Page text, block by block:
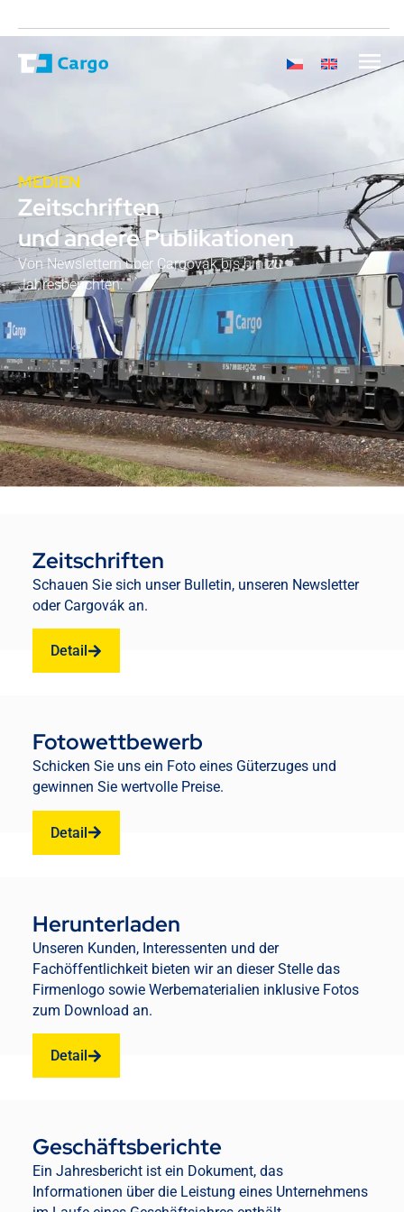
MEDIEN
Zeitschriften
und andere Publikationen
Von Newslettern über Cargovák bis hin zu
Jahresberichten.
Zeitschriften
Schauen Sie sich unser Bulletin, unseren Newsletter
oder Cargovák an.
Detail
Fotowettbewerb
Schicken Sie uns ein Foto eines Güterzuges und
gewinnen Sie wertvolle Preise.
Detail
Herunterladen
Unseren Kunden, Interessenten und der
Fachöffentlichkeit bieten wir an dieser Stelle das
Firmenlogo sowie Werbematerialien inklusive Fotos
zum Download an.
Detail
Geschäftsberichte
Ein Jahresbericht ist ein Dokument, das
Informationen über die Leistung eines Unternehmens